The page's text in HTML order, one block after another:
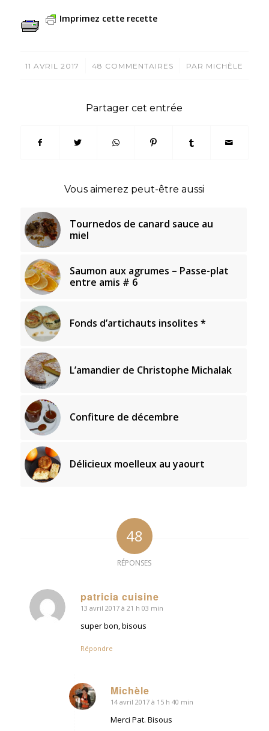
Imprimez cette recette
11 AVRIL 2017
/ 48 COMMENTAIRES
/ PAR MICHÈLE
Partager cet entrée
Vous aimerez peut-être aussi
Tournedos de canard sauce au
miel
Saumon aux agrumes – Passe-plat
entre amis # 6
Fonds d’artichauts insolites *
L’amandier de Christophe Michalak
Confiture de décembre
Délicieux moelleux au yaourt
48
RÉPONSES
patricia cuisine
dit
:
13 avril 2017 à 21 h 03 min
super bon, bisous
Répondre
Michèle
dit
14 avril 2017 à 15 h 40 min
Merci Pat. Bisous